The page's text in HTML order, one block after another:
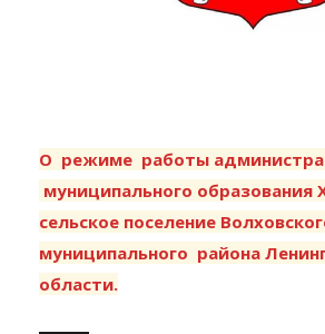
О режиме работы
муниципального образования
сельское поселение
муниципального района
области.